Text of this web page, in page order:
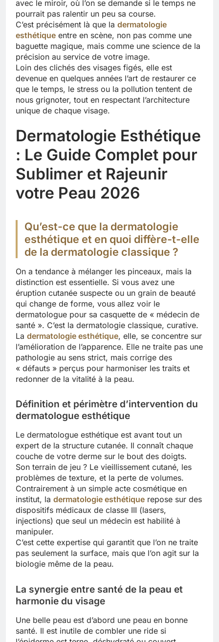
avec le miroir, où l’on se demande si le temps ne
pourrait pas ralentir un peu sa course.
C’est précisément là que la dermatologie
esthétique entre en scène, non pas comme une
baguette magique, mais comme une science de la
précision au service de votre image.
Loin des clichés des visages figés, elle est
devenue en quelques années l’art de restaurer ce
que le temps, le stress ou la pollution tentent de
nous grignoter, tout en respectant l’architecture
unique de chaque visage.
Dermatologie Esthétique
: Le Guide Complet pour
Sublimer et Rajeunir
votre Peau 2026
Qu’est-ce que la dermatologie
esthétique et en quoi diffère-t-elle
de la dermatologie classique ?
On a tendance à mélanger les pinceaux, mais la
distinction est essentielle. Si vous avez une
éruption cutanée suspecte ou un grain de beauté
qui change de forme, vous allez voir le
dermatologue pour sa casquette de « médecin de
santé ». C’est la dermatologie classique, curative.
La dermatologie esthétique, elle, se concentre sur
l’amélioration de l’apparence. Elle ne traite pas une
pathologie au sens strict, mais corrige des
« défauts » perçus pour harmoniser les traits et
redonner de la vitalité à la peau.
Définition et périmètre d’intervention du
dermatologue esthétique
Le dermatologue esthétique est avant tout un
expert de la structure cutanée. Il connaît chaque
couche de votre derme sur le bout des doigts.
Son terrain de jeu ? Le vieillissement cutané, les
problèmes de texture, et la perte de volumes.
Contrairement à un simple acte cosmétique en
institut, la dermatologie esthétique repose sur des
dispositifs médicaux de classe III (lasers,
injections) que seul un médecin est habilité à
manipuler.
C’est cette expertise qui garantit que l’on ne traite
pas seulement la surface, mais que l’on agit sur la
biologie même de la peau.
La synergie entre santé de la peau et
harmonie du visage
Une belle peau est d’abord une peau en bonne
santé. Il est inutile de combler une ride si